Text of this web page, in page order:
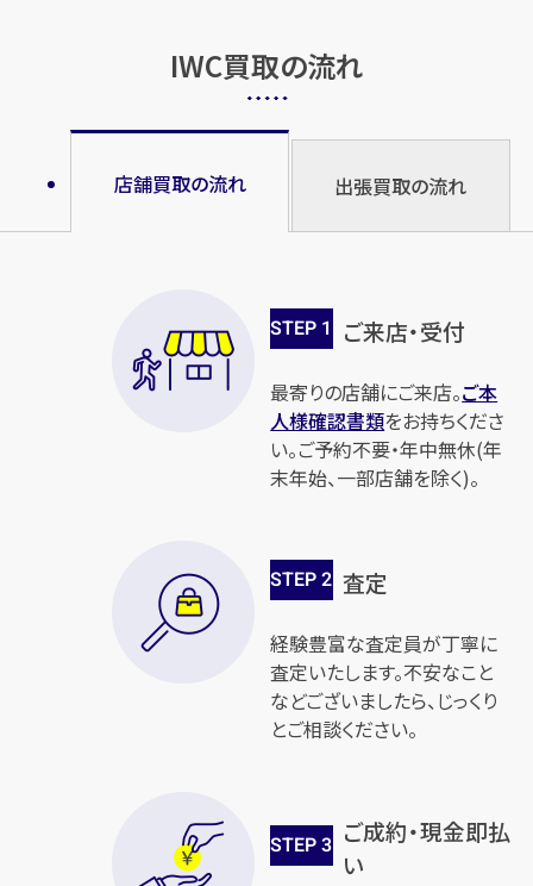
IWC買取の流れ
店舗買取の流れ 出張買取の流れ
STEP 1 ご来店・受付
最寄りの店舗にご来店。ご本
人様確認書類をお持ちくださ
い。ご予約不要・年中無休(年
末年始、一部店舗を除く)。
STEP2 査定
経験豊富な査定員が丁寧に
査定いたします。不安なこと
などございましたら、じっくり
とご相談ください。
STEP3 ご成約・現金即払
い